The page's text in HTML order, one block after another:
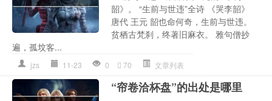
韶》。 “生前与世违”全诗 《哭李韶》
唐代 王元 韶也命何奇，生前与世违。
贫栖古梵刹，终著旧麻衣。 雅句僧抄
遍，孤坟客...
jzs 11-23 0 70 文章列表
“帘卷洽杯盘”的出处是哪里